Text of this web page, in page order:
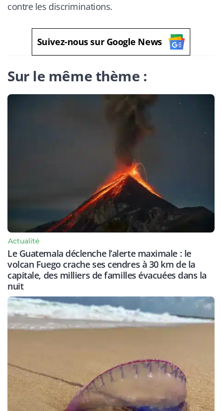
contre les discriminations.
Suivez-nous sur Google News
Sur le même thème :
Actualité
Le Guatemala déclenche l’alerte maximale : le
volcan Fuego crache ses cendres à 30 km de la
capitale, des milliers de familles évacuées dans la
nuit